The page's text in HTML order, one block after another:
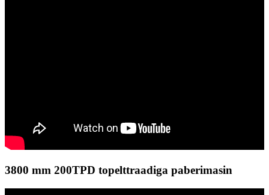
3800 mm 200TPD topelttraadiga paberimasin